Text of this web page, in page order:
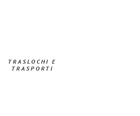
TRASLOCHI E
TRASPORTI​